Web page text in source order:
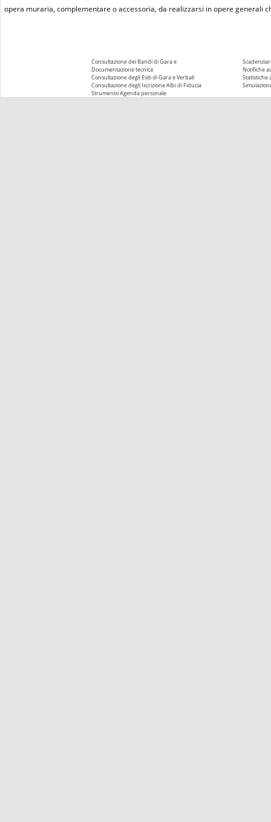
opera muraria, complementare o accessoria, da realizzarsi in opere generali
Consultazione dei Bandi di Gara e
Documentazione tecnica
Consultazione degli Esiti di Gara e Verbali
Consultazione degli Iscrizione Albi di Fiducia
Strumento Agenda personale
Notifiche
Statistiche